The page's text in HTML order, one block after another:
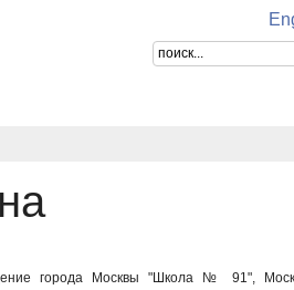
города Москвы "Школа № 91",